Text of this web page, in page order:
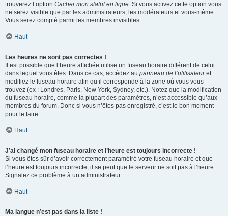
trouverez l’option Cacher mon statut en ligne. Si vous activez cette option vous
ne serez visible que par les administrateurs, les modérateurs et vous-même.
Vous serez compté parmi les membres invisibles.
Haut
Les heures ne sont pas correctes !
Il est possible que l’heure affichée utilise un fuseau horaire différent de celui
dans lequel vous êtes. Dans ce cas, accédez au panneau de l’utilisateuret
modifiez le fuseau horaire afin qu’il corresponde à la zone où vous vous
trouvez (ex : Londres, Paris, New York, Sydney, etc.). Notez que la modification
du fuseau horaire, comme la plupart des paramètres, n’est accessible qu’aux
membres du forum. Donc si vous n’êtes pas enregistré, c’est le bon moment
pour le faire.
Haut
J’ai changé mon fuseau horaire et l’heure est toujours incorrecte !
Si vous êtes sûr d’avoir correctement paramétré votre fuseau horaire et que
l’heure est toujours incorrecte, il se peut que le serveur ne soit pas à l’heure.
Signalez ce problème à un administrateur.
Haut
Ma langue n’est pas dans la liste !